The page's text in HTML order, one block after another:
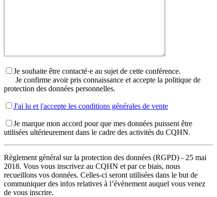
Je souhaite être contacté·e au sujet de cette conférence.
Je confirme avoir pris connaissance et accepte la politique de
protection des données personnelles.
J'ai lu et j'accepte les conditions générales de vente
Je marque mon accord pour que mes données puissent être
utilisées ultérieurement dans le cadre des activités du CQHN.
Règlement général sur la protection des données (RGPD) - 25 mai
2018. Vous vous inscrivez au CQHN et par ce biais, nous
recueillons vos données. Celles-ci seront utilisées dans le but de
communiquer des infos relatives à l’évènement auquel vous venez
de vous inscrire.